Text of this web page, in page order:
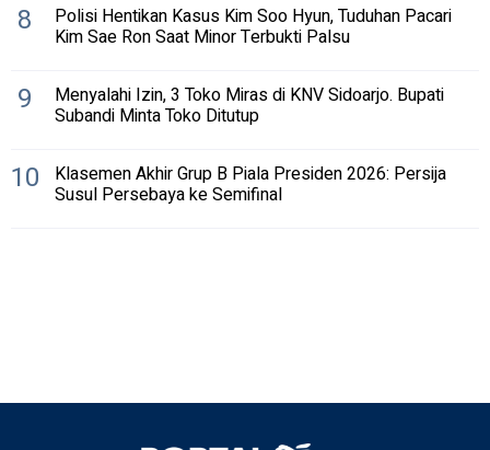
8 Polisi Hentikan Kasus Kim Soo Hyun, Tuduhan Pacari
Kim Sae Ron Saat Minor Terbukti Palsu
9 Menyalahi Izin, 3 Toko Miras di KNV Sidoarjo. Bupati
Subandi Minta Toko Ditutup
10 Klasemen Akhir Grup B Piala Presiden 2026: Persija
Susul Persebaya ke Semifinal